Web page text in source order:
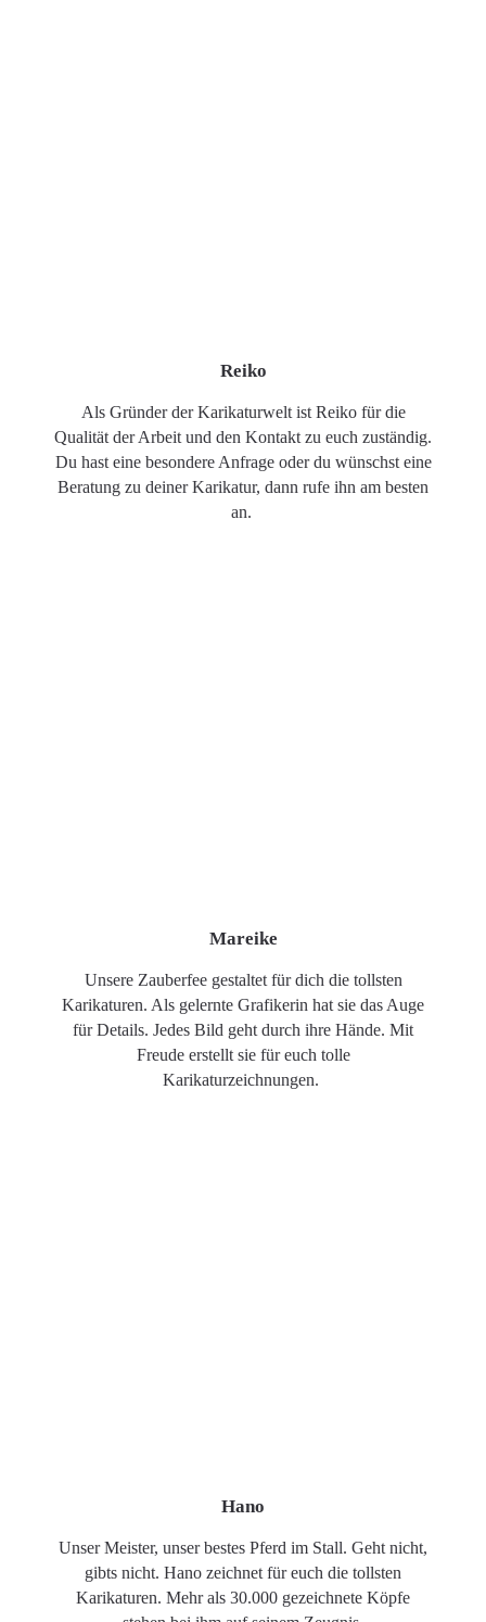
Reiko
Als Gründer der Karikaturwelt ist Reiko für die
Qualität der Arbeit und den Kontakt zu euch zuständig.
Du hast eine besondere Anfrage oder du wünschst eine
Beratung zu deiner Karikatur, dann rufe ihn am besten
an.
Mareike
Unsere Zauberfee gestaltet für dich die tollsten
Karikaturen. Als gelernte Grafikerin hat sie das Auge
für Details. Jedes Bild geht durch ihre Hände. Mit
Freude erstellt sie für euch tolle
Karikaturzeichnungen.
Hano
Unser Meister, unser bestes Pferd im Stall. Geht nicht,
gibts nicht. Hano zeichnet für euch die tollsten
Karikaturen. Mehr als 30.000 gezeichnete Köpfe